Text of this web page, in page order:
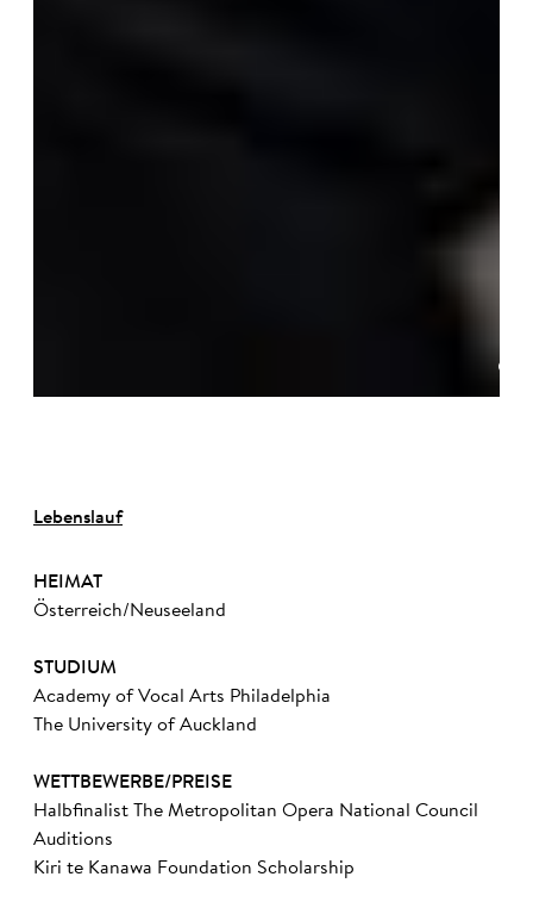
©
Lebenslauf
HEIMAT
Österreich/Neuseeland
STUDIUM
Academy of Vocal Arts Philadelphia
The University of Auckland
WETTBEWERBE/PREISE
Halbfinalist The Metropolitan Opera National Council
Auditions
Kiri te Kanawa Foundation Scholarship